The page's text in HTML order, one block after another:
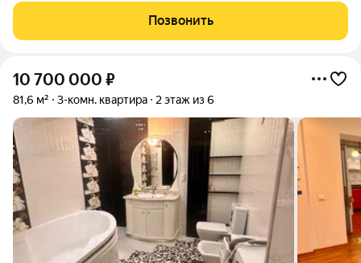
семей с маленькими детьми, для пожилых людей и для тех, кто
любит наблюдать из окон из
Позвонить
10 700 000 ₽
81,6 м² 3-комн. квартира 2 этаж из 6